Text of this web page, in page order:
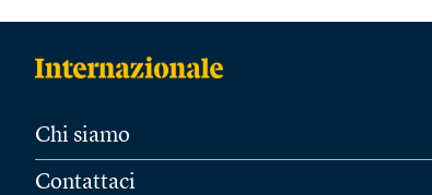
Chi siamo
Contattaci